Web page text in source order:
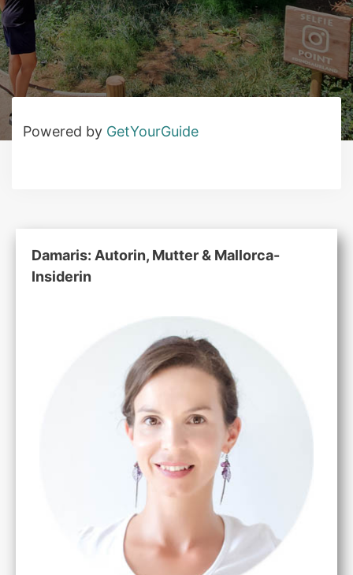
Powered by GetYourGuide
Damaris: Autorin, Mutter & Mallorca-
Insiderin